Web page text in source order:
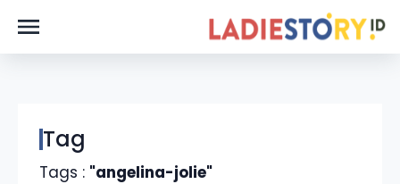
Tag
Tags : "angelina-jolie"